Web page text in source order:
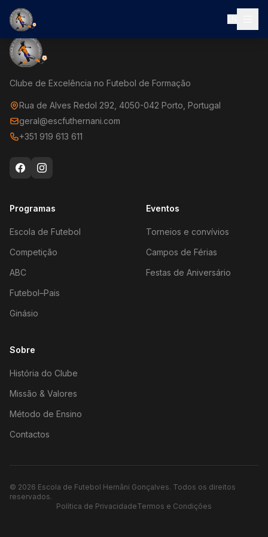
Clube de Excelência no Futebol de Formação
Rua de Alves Redol 292, 4050-042 Porto, Portugal
geral@escfuthernani.com
+351 919 613 611
Programas
Escola de Futebol
Competição
ABC
Futebol–Pais
Ginásio
Eventos
Torneios e convívios
Campos de Férias
Festas de Aniversário
Sobre
História do Clube
Missão & Valores
Método de Ensino
Contactos
© 2026 Escola de Futebol Hernâni Gonçalves. Todos os direitos
reservados.
Política de PrivacidadeTermos e Condições